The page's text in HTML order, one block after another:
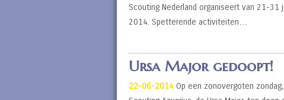
Scouting Nederland organiseert van 21-31
2014. Spetterende activiteiten…
Ursa Major gedoopt!
22-06-2014 Op een zonovergoten